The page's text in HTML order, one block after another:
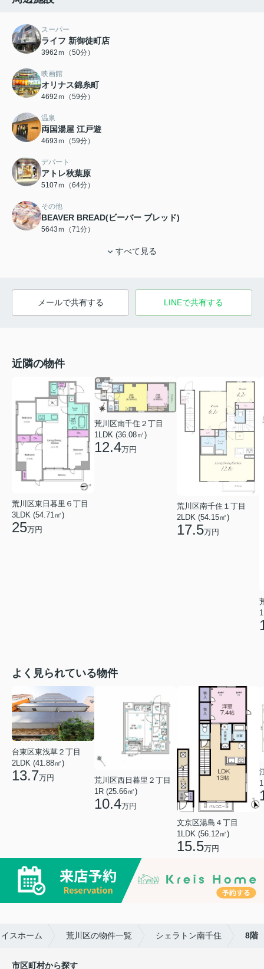
スーパー
ライフ 新御徒町店
3962ｍ（50分）
映画館
オリナス錦糸町
4692ｍ（59分）
温泉
両国湯屋 江戸遊
4693ｍ（59分）
デパート
アトレ秋葉原
5107ｍ（64分）
その他
BEAVER BREAD(ビーバー ブレッド)
5643ｍ（71分）
すべて見る
メールで共有する LINEで共有する
近隣の物件
荒川区東日暮里６丁目
3LDK (54.71㎡)
25万円
荒川区南千住２丁目
1LDK (36.08㎡)
12.4万円
荒川区南千住１丁目
2LDK (54.15㎡)
17.5万円
よく見られている物件
台東区東浅草２丁目
2LDK (41.88㎡)
13.7万円
荒川区西日暮里２丁目
1R (25.66㎡)
10.4万円
文京区湯島４丁目
1LDK (56.12㎡)
15.5万円
スホーム 荒川区の物件一覧 シェラトン南千住 8階
市区町村から探す